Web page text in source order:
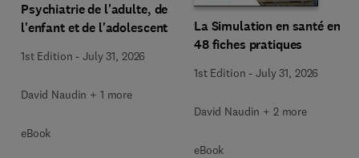
Psychiatrie de l'adulte, de
l'enfant et de l'adolescent
1st Edition -July 31, 2026
David Naudin + 1 more
eBook
La Simulation en santé en
48 fiches pratiques
1st Edition -July 31, 2026
David Naudin + 2 more
eBook